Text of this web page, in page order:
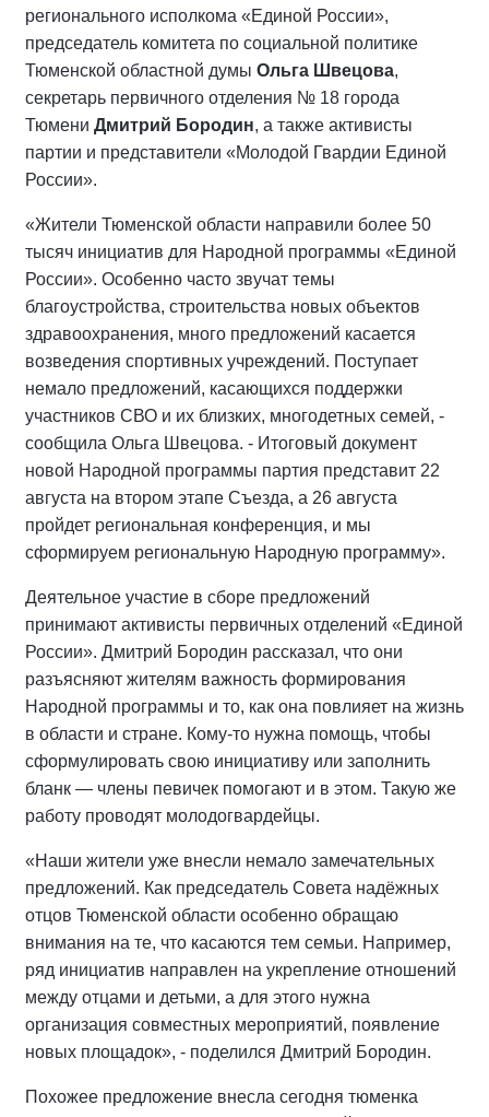
регионального исполкома «Единой России»,
председатель комитета по социальной политике
Тюменской областной думы Ольга Швецова,
секретарь первичного отделения № 18 города
Тюмени Дмитрий Бородин, а также активисты
партии и представители «Молодой Гвардии Единой
России».
«Жители Тюменской области направили более 50
тысяч инициатив для Народной программы «Единой
России». Особенно часто звучат темы
благоустройства, строительства новых объектов
здравоохранения, много предложений касается
возведения спортивных учреждений. Поступает
немало предложений, касающихся поддержки
участников СВО и их близких, многодетных семей, -
сообщила Ольга Швецова. - Итоговый документ
новой Народной программы партия представит 22
августа на втором этапе Съезда, а 26 августа
пройдет региональная конференция, и мы
сформируем региональную Народную программу».
Деятельное участие в сборе предложений
принимают активисты первичных отделений «Единой
России». Дмитрий Бородин рассказал, что они
разъясняют жителям важность формирования
Народной программы и то, как она повлияет на жизнь
в области и стране. Кому-то нужна помощь, чтобы
сформулировать свою инициативу или заполнить
бланк — члены певичек помогают и в этом. Такую же
работу проводят молодогвардейцы.
«Наши жители уже внесли немало замечательных
предложений. Как председатель Совета надёжных
отцов Тюменской области особенно обращаю
внимания на те, что касаются тем семьи. Например,
ряд инициатив направлен на укрепление отношений
между отцами и детьми, а для этого нужна
организация совместных мероприятий, появление
новых площадок», - поделился Дмитрий Бородин.
Похожее предложение внесла сегодня тюменка